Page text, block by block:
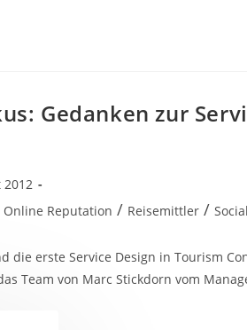
Gedanken zur
2012
Online Reputation / Reisemittler /
die erste Service Design in Tourism
Team von Marc Stickdorn vom